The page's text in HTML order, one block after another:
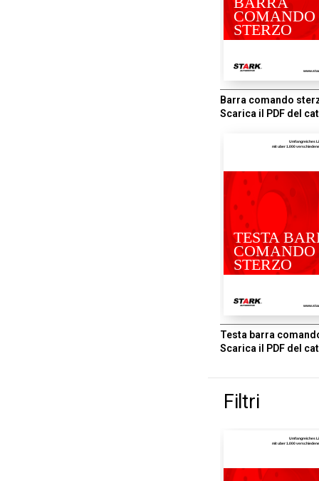
COMANDO
STERZO
Barra comando
Scarica il PDF del
Umfangreiches
mit uber 1.000
TESTA
COMANDO
STERZO
Testa barra
Scarica il PDF del
Filtri
Umfangreiches
mit uber 1.000